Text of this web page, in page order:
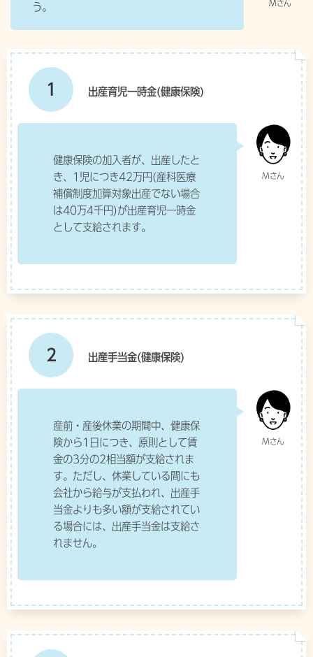
う。
1 出産育児一時金(健康保険)
健康保険の加入者が、出産したと
き、1児につき42万円(産科医療
補償制度加算対象出産でない場合
は40万4千円)が出産育児一時金
として支給されます。
2 出産手当金(健康保険)
産前・産後休業の期間中、健康保
険から1日につき、原則として賃
金の3分の2相当額が支給されま
す。ただし、休業している間にも
会社から給与が支払われ、出産手
当金よりも多い額が支給されてい
る場合には、出産手当金は支給さ
れません。